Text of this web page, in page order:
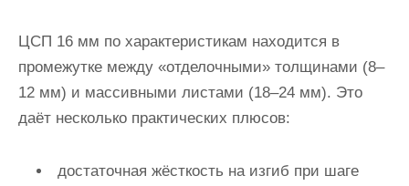
ЦСП 16 мм по характеристикам находится в
промежутке между «отделочными» толщинами (8–
12 мм) и массивными листами (18–24 мм). Это
даёт несколько практических плюсов:
достаточная жёсткость на изгиб при шаге